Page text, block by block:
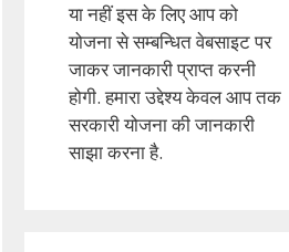
या नहीं इस के लिए आप को
योजना से सम्बन्धित वेबसाइट पर
जाकर जानकारी प्राप्त करनी
होगी. हमारा उद्देश्य केवल आप तक
सरकारी योजना की जानकारी
साझा करना है.